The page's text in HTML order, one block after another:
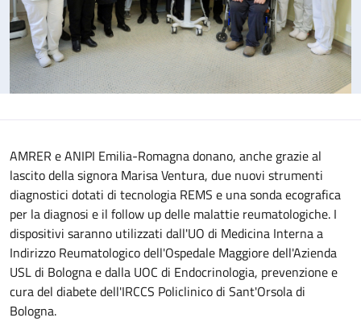
AMRER e ANIPI Emilia-Romagna donano, anche grazie al
lascito della signora Marisa Ventura, due nuovi strumenti
diagnostici dotati di tecnologia REMS e una sonda ecografica
per la diagnosi e il follow up delle malattie reumatologiche. I
dispositivi saranno utilizzati dall'UO di Medicina Interna a
Indirizzo Reumatologico dell'Ospedale Maggiore dell'Azienda
USL di Bologna e dalla UOC di Endocrinologia, prevenzione e
cura del diabete dell'IRCCS Policlinico di Sant'Orsola di
Bologna.